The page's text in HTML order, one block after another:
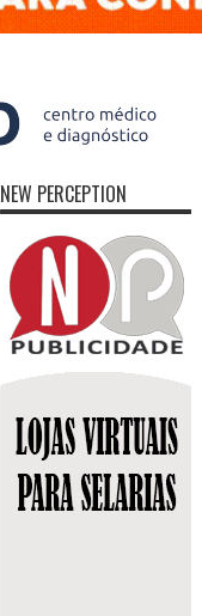
NEW PERCEPTION